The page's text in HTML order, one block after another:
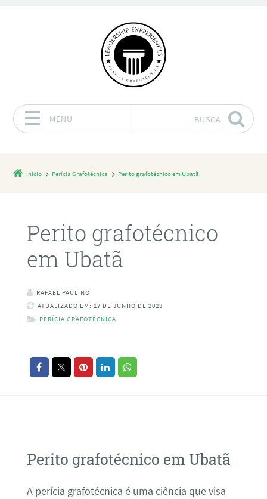
MENU BUSCA
Início Perícia Grafotécnica Perito grafotécnico em Ubatã
Perito grafotécnico
em Ubatã
RAFAEL PAULINO
ATUALIZADO EM: 17 DE JUNHO DE 2023
PERÍCIA GRAFOTÉCNICA
Perito grafotécnico em Ubatã
A perícia grafotécnica é uma ciência que visa